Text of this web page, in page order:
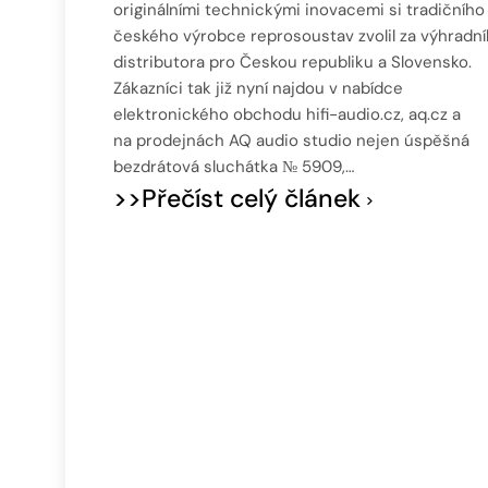
originálními technickými inovacemi si tradičního
českého výrobce reprosoustav zvolil za
distributora pro Českou republiku a Slovensko.
Zákazníci tak již nyní najdou v nabídce
elektronického obchodu hifi-audio.cz, aq.cz a
na prodejnách AQ audio studio nejen úspěšná
bezdrátová sluchátka № 5909,…
>>Přečíst celý článek